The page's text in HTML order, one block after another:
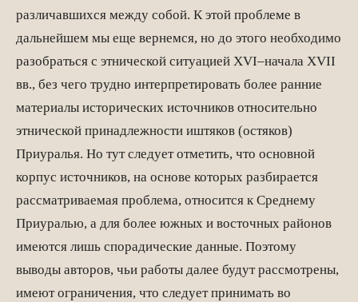
различавшихся между собой. К этой проблеме в
дальнейшем мы еще вернемся, но до этого необходимо
разобраться с этнической ситуацией XVI–начала XVII
вв., без чего трудно интерпретировать более ранние
материалы исторических источников относительно
этнической принадлежности иштяков (остяков)
Приуралья. Но тут следует отметить, что основной
корпус источников, на основе которых разбирается
рассматриваемая проблема, относится к Среднему
Приуралью, а для более южных и восточных районов
имеются лишь спорадические данные. Поэтому
выводы авторов, чьи работы далее будут рассмотрены,
имеют ограничения, что следует принимать во